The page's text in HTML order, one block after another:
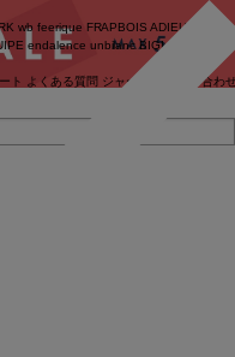
wb feerique FRAPBOIS ADIEU
endalence unbilanc BIGI online store
ト よくある質問 ジャーナル お問い合わ